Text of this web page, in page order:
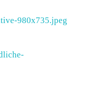
980x735.jpeg